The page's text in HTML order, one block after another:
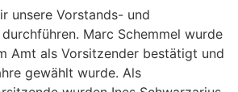
unsere Vorstands- und
Marc Schemmel wurde
Amt als Vorsitzender bestätigt und
gewählt wurde. Als